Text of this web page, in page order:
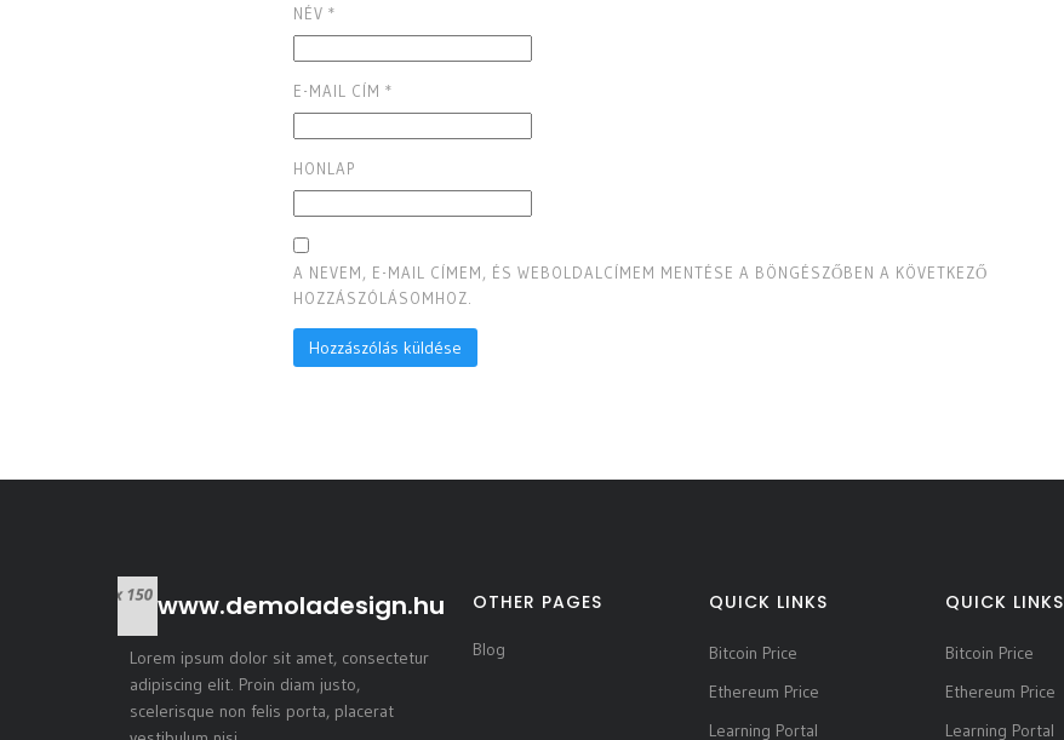
NÉV*
E-MAIL CÍM*
HONLAP
A NEVEM, E-MAIL CÍMEM, ÉS WEBOLDALCÍMEM MENTÉSE A BÖNGÉSZŐBEN A KÖVETKEZŐ
HOZZÁSZÓLÁSOMHOZ.
www.demoladesign.hu
Lorem ipsum dolor sit amet, consectetur
adipiscing elit. Proin diam justo,
scelerisque non felis porta, placerat
OTHER PAGES
Blog
QUICK LINKS
Bitcoin Price
Ethereum Price
Learning Portal
QUICK LINKS
Bitcoin Price
Ethereum Price
Learning Portal